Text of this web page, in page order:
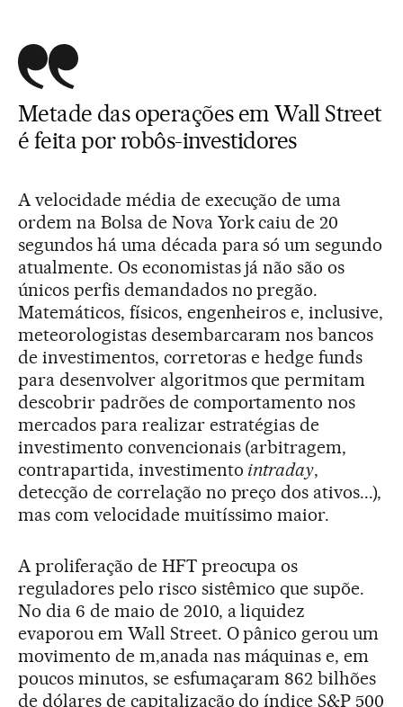
Metade das operações em Wall Street
é feita por robôs-investidores
A velocidade média de execução de uma
ordem na Bolsa de Nova York caiu de 20
segundos há uma década para só um segundo
atualmente. Os economistas já não são os
únicos perfis demandados no pregão.
Matemáticos, físicos, engenheiros e, inclusive,
meteorologistas desembarcaram nos bancos
de investimentos, corretoras e hedge funds
para desenvolver algoritmos que permitam
descobrir padrões de comportamento nos
mercados para realizar estratégias de
investimento convencionais (arbitragem,
contrapartida, investimento intraday,
detecção de correlação no preço dos ativos...),
mas com velocidade muitíssimo maior.
A proliferação de HFT preocupa os
reguladores pelo risco sistêmico que supõe.
No dia 6 de maio de 2010, a liquidez
evaporou em Wall Street. O pânico gerou um
movimento de m,anada nas máquinas e, em
poucos minutos, se esfumaçaram 862 bilhões
de dólares de capitalização do índice S&P 500